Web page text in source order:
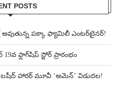
POSTS
అవుతున్న పక్కా ఫ్యామిలీ ఎంటర్‌టైనర్!
ఫ్లాగ్‌షిప్ స్టోర్ ప్రారంభం
బషీద్‌ హారర్ మూవీ ‘అమెన్’ విడుదల!